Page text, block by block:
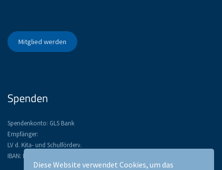
Mitglied werden
Spenden
Spendenkonto: GLS Bank
Empfänger:
LV d. Kita- und Schulförderv.
IBAN: DE52 4306 0967 1134 3367 00
Diese Website verwendet Cookies, um das